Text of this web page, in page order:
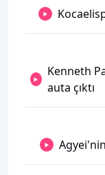
Kenneth
auta çıktı